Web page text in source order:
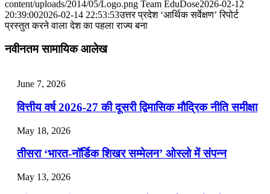
📝 डेली करेंट अफेयर्स: 25-27 जुलाई 2026
July 22, 2026
📝 डेली करेंट अफेयर्स: 19-21 जुलाई 2026
July 19, 2026
📝 डेली करेंट अफेयर्स: 16-18 जुलाई 2026
July 16, 2026
content/uploads/2014/05/Logo.png Team EduDose2026-02-12
20:39:002026-02-14 22:53:53उत्तर प्रदेश ‘आर्थिक सर्वेक्षण’ रिपोर्ट
प्रस्तुत करने वाला देश का पहला राज्य बना
नवीनतम सामायिक आलेख
June 7, 2026
वित्तीय वर्ष 2026-27 की दूसरी द्विमासिक मौद्रिक नीति समीक्षा
May 18, 2026
तीसरा ‘भारत-नॉर्डिक शिखर सम्मेलन’ ओस्लो में संपन्न
May 13, 2026